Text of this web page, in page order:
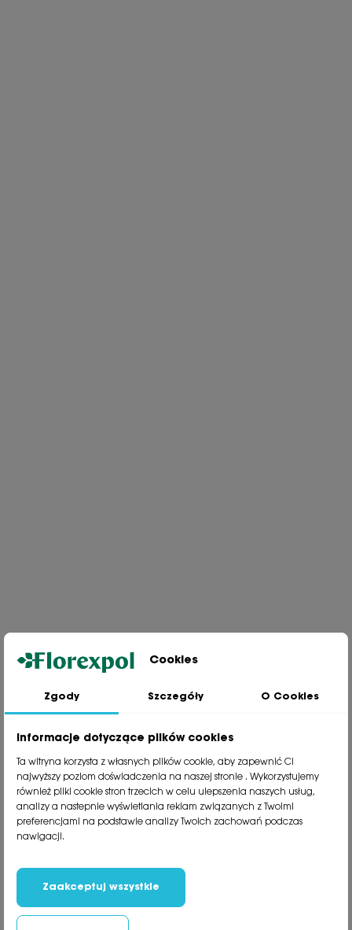
Jesteśmy wiodącą firmą wysyłkową roślin na terenie Polski. Od ponad
30 lat dzielimy się z naszymi Klientami naszą pasją, doświadczeniem i
81 533 23 05
phone81 533 30 50
phone 81 533 82 20
Polecane kategorie
Informacje
Social Media
Cookies
Zgody Szczegóły O Cookies
Informacje dotyczące plików cookies
Ta witryna korzysta z własnych plików cookie, aby zapewnić Ci
najwyższy poziom doświadczenia na naszej stronie . Wykorzystujemy
również pliki cookie stron trzecich w celu ulepszenia naszych usług,
analizy a nastepnie wyświetlania reklam związanych z Twoimi
preferencjami na podstawie analizy Twoich zachowań podczas
nawigacji.
Zaakceptuj wszystkie